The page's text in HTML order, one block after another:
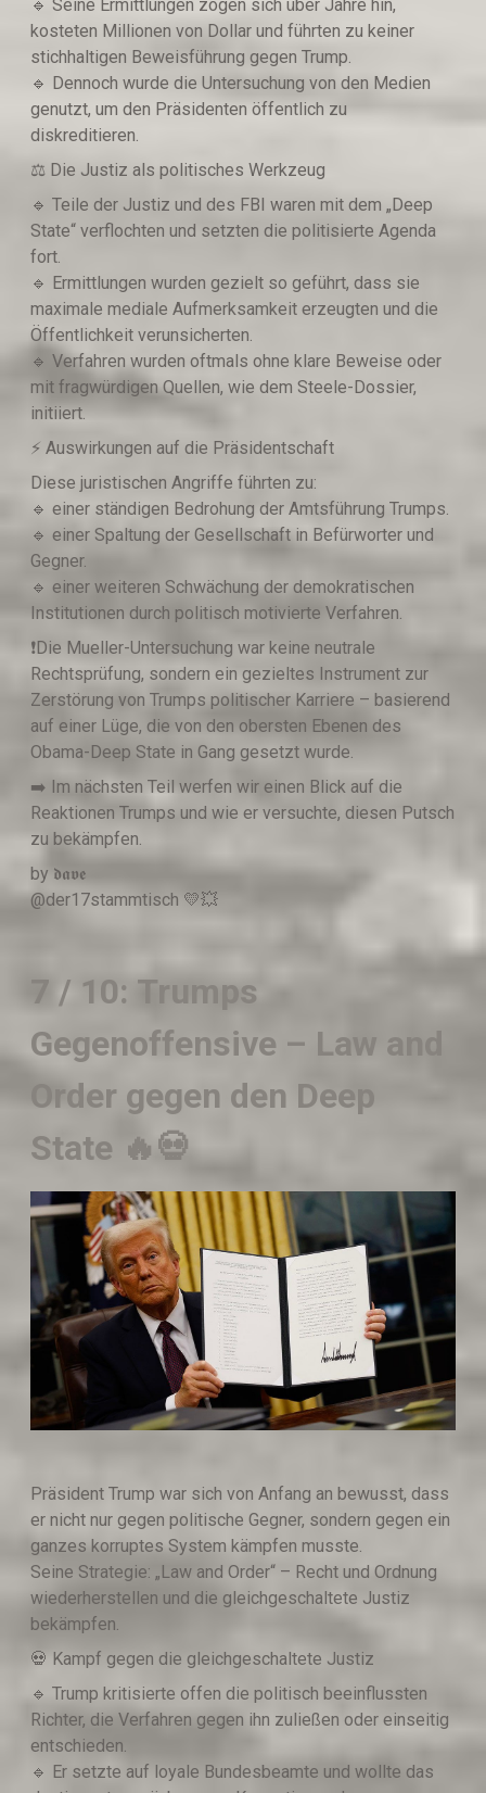
🔹️ Seine Ermittlungen zogen sich über Jahre hin,
kosteten Millionen von Dollar und führten zu keiner
stichhaltigen Beweisführung gegen Trump.
🔹️ Dennoch wurde die Untersuchung von den Medien
genutzt, um den Präsidenten öffentlich zu
diskreditieren.
⚖️ Die Justiz als politisches Werkzeug
🔹️ Teile der Justiz und des FBI waren mit dem „Deep
State“ verflochten und setzten die politisierte Agenda
fort.
🔹️ Ermittlungen wurden gezielt so geführt, dass sie
maximale mediale Aufmerksamkeit erzeugten und die
Öffentlichkeit verunsicherten.
🔹️ Verfahren wurden oftmals ohne klare Beweise oder
mit fragwürdigen Quellen, wie dem Steele-Dossier,
initiiert.
⚡️ Auswirkungen auf die Präsidentschaft
Diese juristischen Angriffe führten zu:
🔹️ einer ständigen Bedrohung der Amtsführung Trumps.
🔹️ einer Spaltung der Gesellschaft in Befürworter und
Gegner.
🔹️ einer weiteren Schwächung der demokratischen
Institutionen durch politisch motivierte Verfahren.
❗️Die Mueller-Untersuchung war keine neutrale
Rechtsprüfung, sondern ein gezieltes Instrument zur
Zerstörung von Trumps politischer Karriere – basierend
auf einer Lüge, die von den obersten Ebenen des
Obama-Deep State in Gang gesetzt wurde.
➡️ Im nächsten Teil werfen wir einen Blick auf die
Reaktionen Trumps und wie er versuchte, diesen Putsch
zu bekämpfen.
by 𝖉𝖆𝖛𝖊
@der17stammtisch 💛💥
7 / 10: Trumps
Gegenoffensive – Law and
Order gegen den Deep
State 🔥💀
Präsident Trump war sich von Anfang an bewusst, dass
er nicht nur gegen politische Gegner, sondern gegen ein
ganzes korruptes System kämpfen musste.
Seine Strategie: „Law and Order“ – Recht und Ordnung
wiederherstellen und die gleichgeschaltete Justiz
bekämpfen.
💀 Kampf gegen die gleichgeschaltete Justiz
🔹️ Trump kritisierte offen die politisch beeinflussten
Richter, die Verfahren gegen ihn zuließen oder einseitig
entschieden.
🔹️ Er setzte auf loyale Bundesbeamte und wollte das